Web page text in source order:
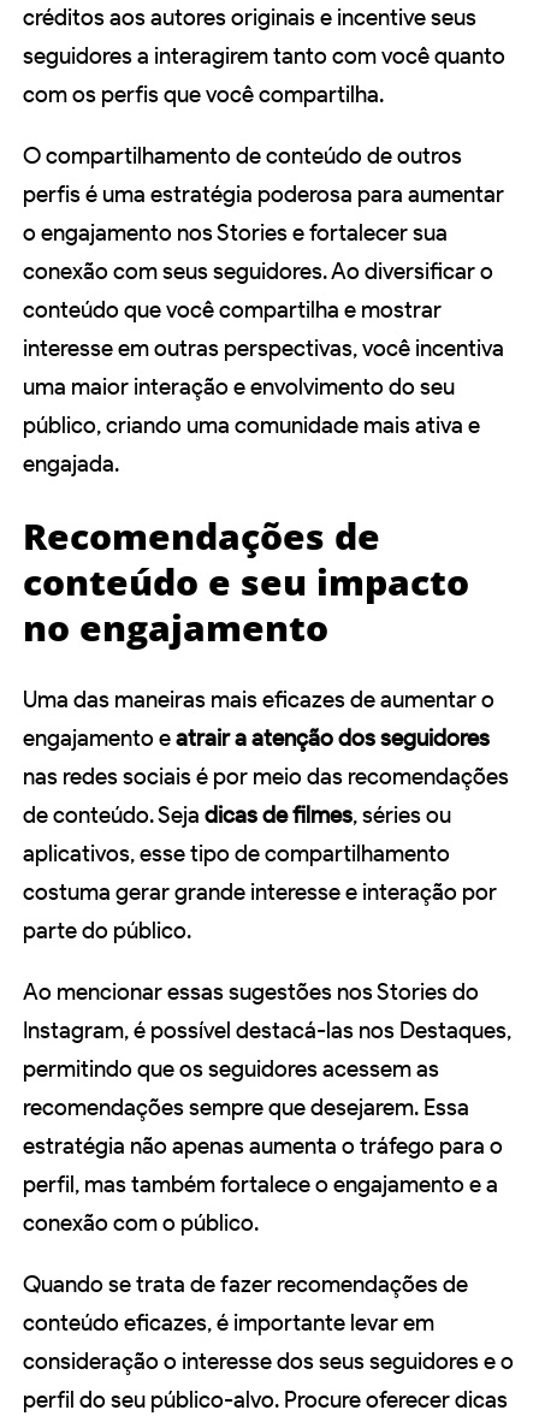
créditos aos autores originais e incentive seus
seguidores a interagirem tanto com você quanto
com os perfis que você compartilha.
O compartilhamento de conteúdo de outros
perfis é uma estratégia poderosa para aumentar
o engajamento nos Stories e fortalecer sua
conexão com seus seguidores. Ao diversificar o
conteúdo que você compartilha e mostrar
interesse em outras perspectivas, você incentiva
uma maior interação e envolvimento do seu
público, criando uma comunidade mais ativa e
engajada.
Recomendações de
conteúdo e seu impacto
no engajamento
Uma das maneiras mais eficazes de aumentar o
engajamento eatrair a atenção dos seguidores
nas redes sociais é por meio das recomendações
de conteúdo. Seja dicas de filmes, séries ou
aplicativos, esse tipo de compartilhamento
costuma gerar grande interesse e interação por
parte do público.
Ao mencionar essas sugestões nos Stories do
Instagram, é possível destacá-las nos Destaques,
permitindo que os seguidores acessem as
recomendações sempre que desejarem. Essa
estratégia não apenas aumenta o tráfego para o
perfil, mas também fortalece o engajamento e a
conexão com o público.
Quando se trata de fazer recomendações de
conteúdo eficazes, é importante levar em
consideração o interesse dos seus seguidores e o
perfil do seu público-alvo. Procure oferecer dicas